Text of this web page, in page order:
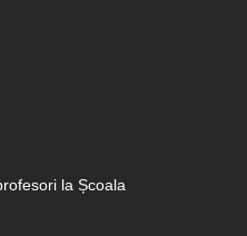
la Școala